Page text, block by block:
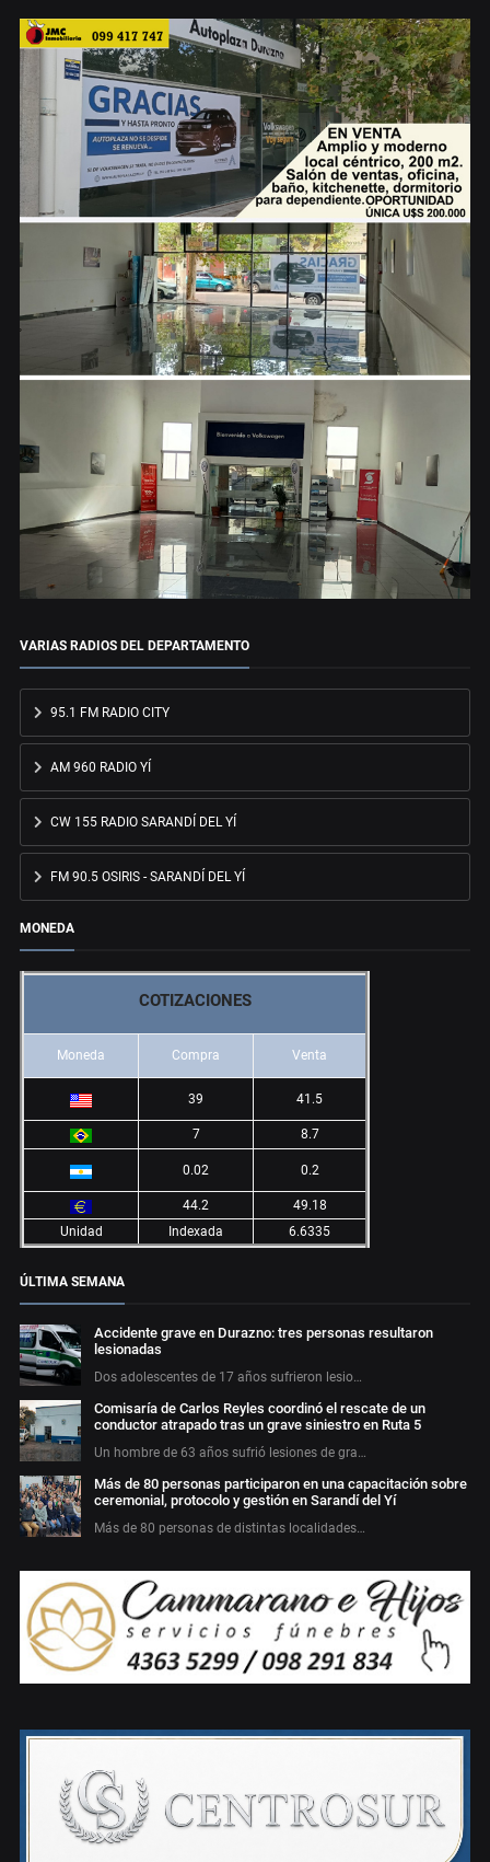
VARIAS RADIOS DEL DEPARTAMENTO
95.1 FM RADIO CITY
AM 960 RADIO YÍ
CW 155 RADIO SARANDÍ DEL YÍ
FM 90.5 OSIRIS - SARANDÍ DEL YÍ
MONEDA
COTIZACIONES
Moneda Compra Venta
39 41.5
7 8.7
0.02 0.2
44.2
49.18
Unidad
Indexada 6.6335
ÚLTIMA SEMANA
Accidente grave en Durazno: tres personas resultaron
lesionadas
Dos adolescentes de 17 años sufrieron lesio…
Comisaría de Carlos Reyles coordinó el rescate de un
conductor atrapado tras un grave siniestro en Ruta 5
Un hombre de 63 años sufrió lesiones de gra…
Más de 80 personas participaron en una capacitación sobre
ceremonial, protocolo y gestión en Sarandí del Yí
Más de 80 personas de distintas localidades…